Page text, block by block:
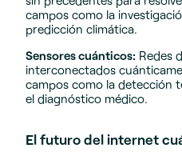
campos como la
predicción climática.
Sensores cuánticos: Redes
interconectados
campos como la detección
el diagnóstico médico.
El futuro del internet